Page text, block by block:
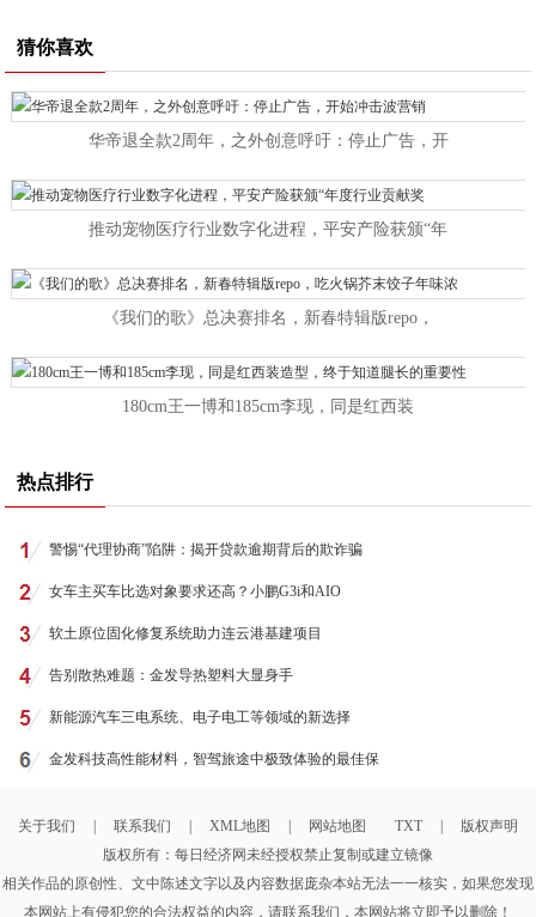
猜你喜欢
华帝退全款2周年，之外创意呼吁：停止广告，开
推动宠物医疗行业数字化进程，平安产险获颁“年
《我们的歌》总决赛排名，新春特辑版repo，
180cm王一博和185cm李现，同是红西装
热点排行
警惕“代理协商”陷阱：揭开贷款逾期背后的欺诈骗
女车主买车比选对象要求还高？小鹏G3i和AIO
软土原位固化修复系统助力连云港基建项目
告别散热难题：金发导热塑料大显身手
新能源汽车三电系统、电子电工等领域的新选择
金发科技高性能材料，智驾旅途中极致体验的最佳保
关于我们 | 联系我们 | XML地图 | 网站地图 TXT |
版权声明
版权所有：每日经济网未经授权禁止复制或建立镜像
相关作品的原创性、文中陈述文字以及内容数据庞杂本站无法一一核实，如果您发现
本网站上有侵犯您的合法权益的内容，请联系我们，本网站将立即予以删除！